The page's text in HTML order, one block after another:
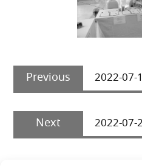
Post
navigation
Previous
Previous
post:
2022-07-
Next
Next
post:
2022-07-